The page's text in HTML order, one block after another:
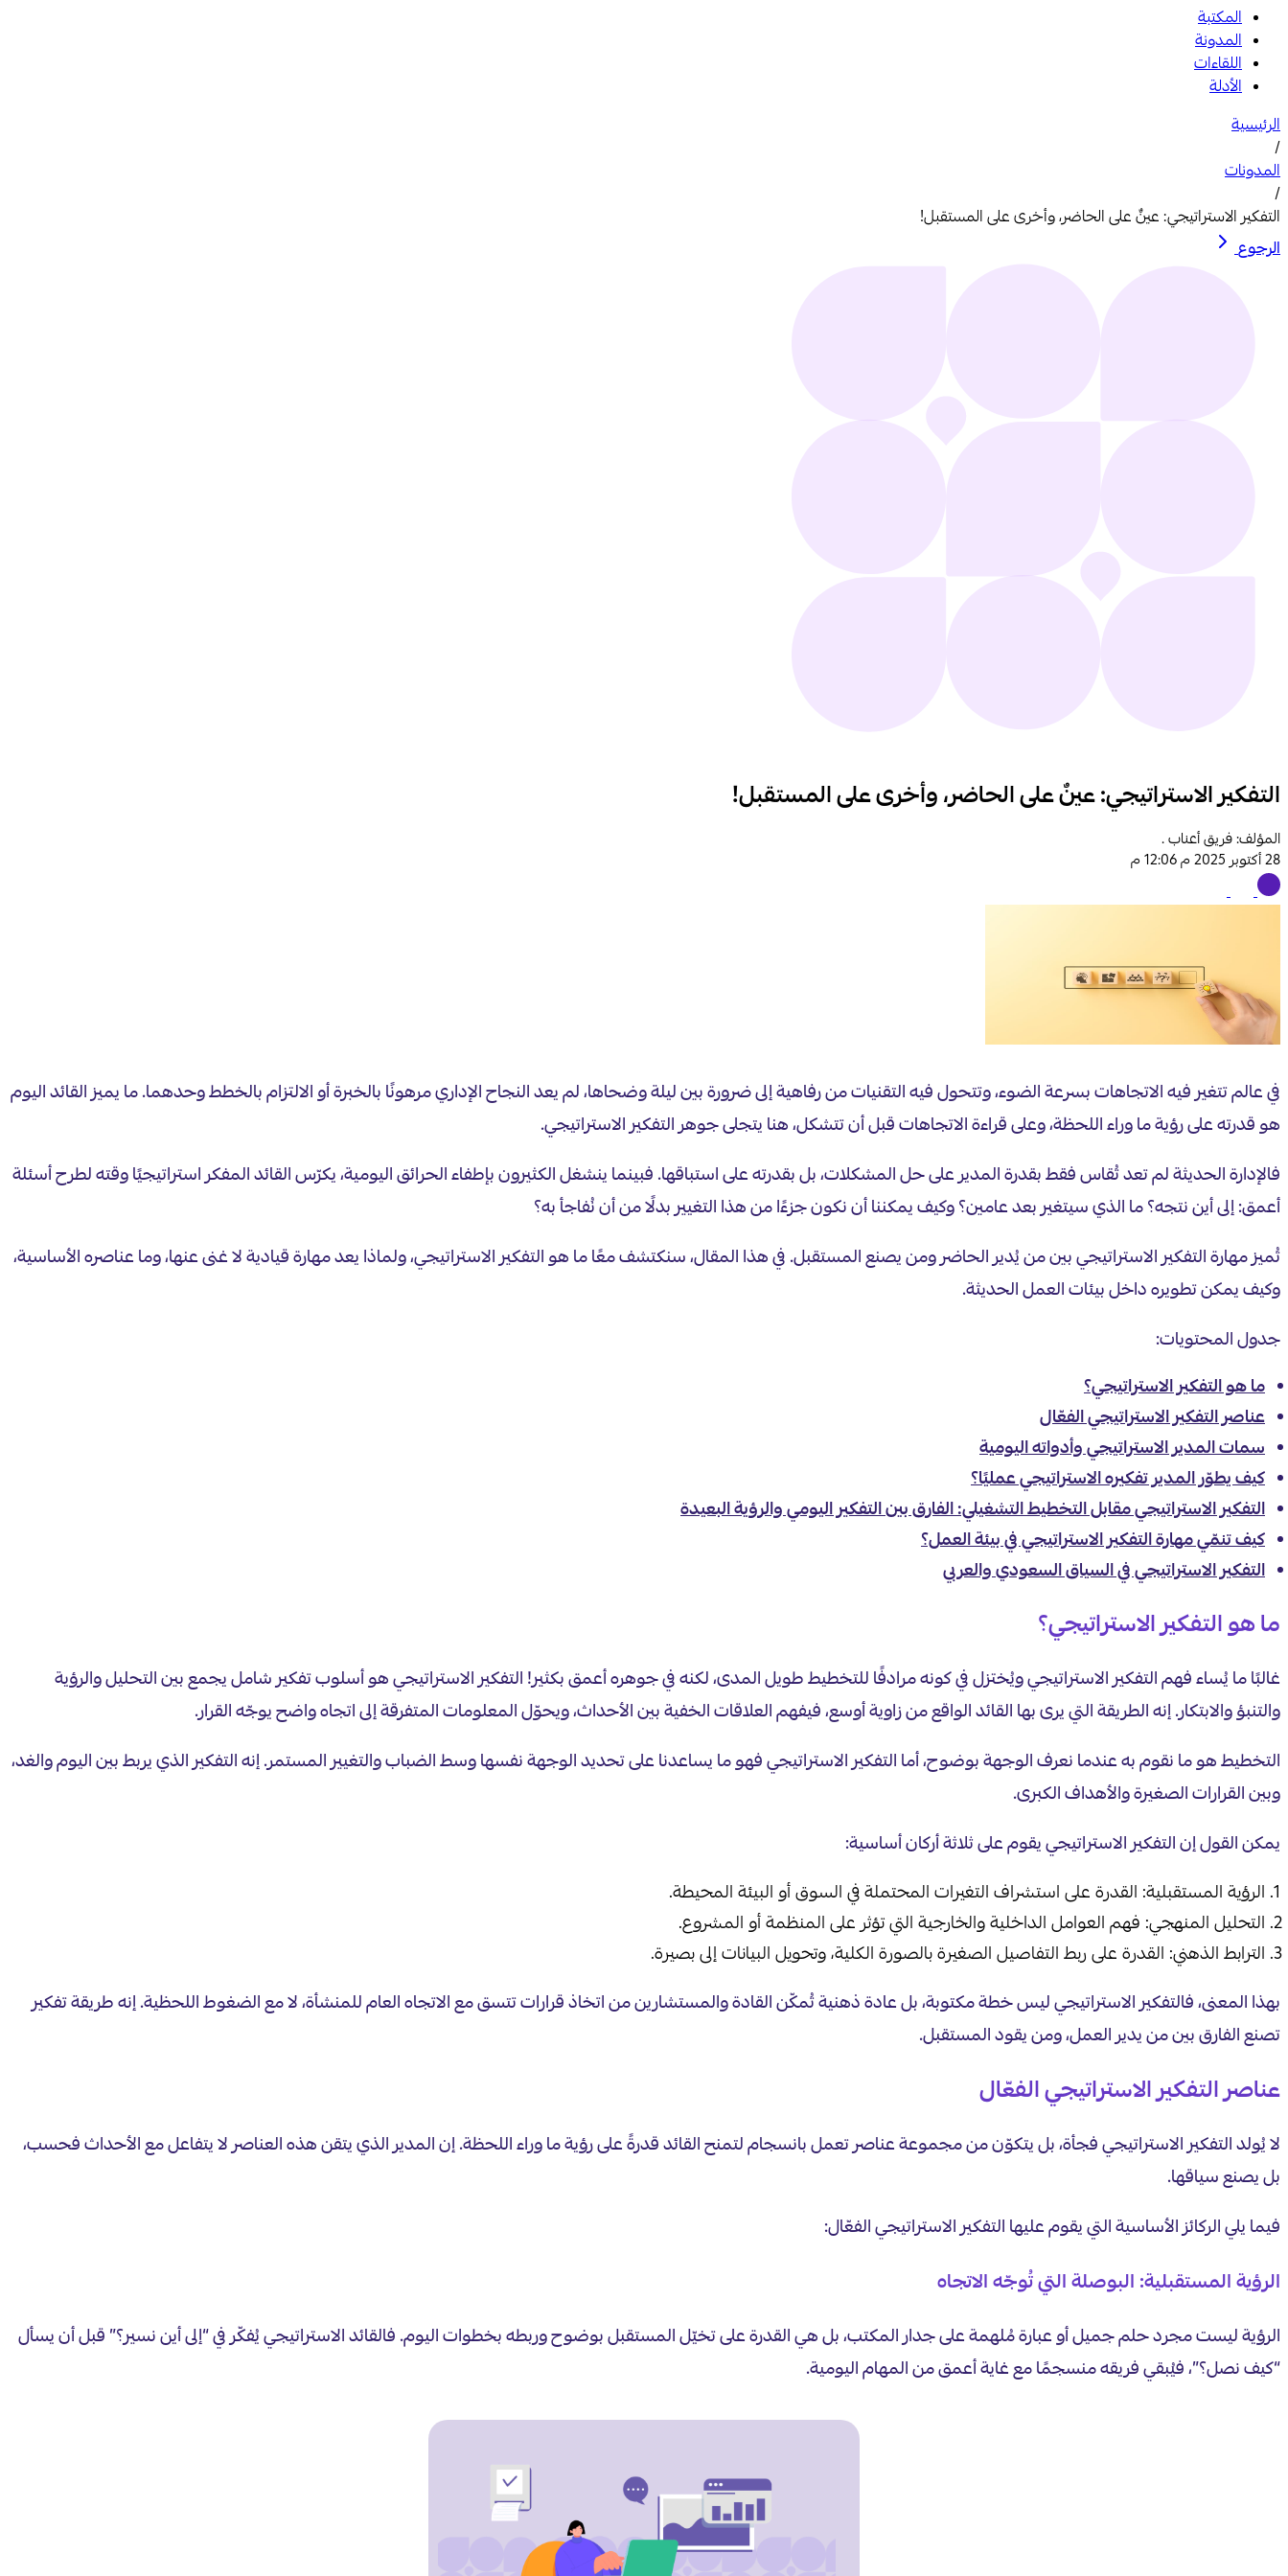
المكتبة
المدونة
اللقاءات
الأدلة
الرئيسية
/
المدونات
/
التفكير الاستراتيجي: عينٌ على الحاضر، وأخرى على المستقبل!
الرجوع
التفكير الاستراتيجي: عينٌ على الحاضر، وأخرى على المستقبل!
المؤلف: فريق أعناب .
28 أكتوبر 2025 م 12:06 م
في عالم تتغير فيه الاتجاهات بسرعة الضوء، وتتحول فيه التقنيات من رفاهية إلى ضرورة بين ليلة وضحاها، لم يعد النجاح الإداري مرهونًا بالخبرة أو الالتزام بالخطط وحدهما. ما يميز القائد اليوم
هو قدرته على رؤية ما وراء اللحظة، وعلى قراءة الاتجاهات قبل أن تتشكل، هنا يتجلى جوهر التفكير الاستراتيجي.
فالإدارة الحديثة لم تعد تُقاس فقط بقدرة المدير على حل المشكلات، بل بقدرته على استباقها. فبينما ينشغل الكثيرون بإطفاء الحرائق اليومية، يكرّس القائد المفكر استراتيجيًا وقته لطرح أسئلة
أعمق: إلى أين نتجه؟ ما الذي سيتغير بعد عامين؟ وكيف يمكننا أن نكون جزءًا من هذا التغيير بدلًا من أن نُفاجأ به؟
تُميز مهارة التفكير الاستراتيجي بين من يُدير الحاضر ومن يصنع المستقبل. في هذا المقال، سنكتشف معًا ما هو التفكير الاستراتيجي، ولماذا يعد مهارة قيادية لا غنى عنها، وما عناصره الأساسية،
وكيف يمكن تطويره داخل بيئات العمل الحديثة.
جدول المحتويات:
ما هو التفكير الاستراتيجي؟
عناصر التفكير الاستراتيجي الفعّال
سمات المدير الاستراتيجي وأدواته اليومية
كيف يطوّر المدير تفكيره الاستراتيجي عمليًا؟
التفكير الاستراتيجي مقابل التخطيط التشغيلي: الفارق بين التفكير اليومي والرؤية البعيدة
كيف تنمّي مهارة التفكير الاستراتيجي في بيئة العمل؟
التفكير الاستراتيجي في السياق السعودي والعربي
ما هو التفكير الاستراتيجي؟
غالبًا ما يُساء فهم التفكير الاستراتيجي ويُختزل في كونه مرادفًا للتخطيط طويل المدى، لكنه في جوهره أعمق بكثير! التفكير الاستراتيجي هو أسلوب تفكير شامل يجمع بين التحليل والرؤية
والتنبؤ والابتكار. إنه الطريقة التي يرى بها القائد الواقع من زاوية أوسع، فيفهم العلاقات الخفية بين الأحداث، ويحوّل المعلومات المتفرقة إلى اتجاه واضح يوجّه القرار.
التخطيط هو ما نقوم به عندما نعرف الوجهة بوضوح، أما التفكير الاستراتيجي فهو ما يساعدنا على تحديد الوجهة نفسها وسط الضباب والتغيير المستمر. إنه التفكير الذي يربط بين اليوم والغد،
وبين القرارات الصغيرة والأهداف الكبرى.
يمكن القول إن التفكير الاستراتيجي يقوم على ثلاثة أركان أساسية:
الرؤية المستقبلية: القدرة على استشراف التغيرات المحتملة في السوق أو البيئة المحيطة.
التحليل المنهجي: فهم العوامل الداخلية والخارجية التي تؤثر على المنظمة أو المشروع.
الترابط الذهني: القدرة على ربط التفاصيل الصغيرة بالصورة الكلية، وتحويل البيانات إلى بصيرة.
بهذا المعنى، فالتفكير الاستراتيجي ليس خطة مكتوبة، بل عادة ذهنية تُمكّن القادة والمستشارين من اتخاذ قرارات تتسق مع الاتجاه العام للمنشأة، لا مع الضغوط اللحظية. إنه طريقة تفكير
تصنع الفارق بين من يدير العمل، ومن يقود المستقبل.
عناصر التفكير الاستراتيجي الفعّال
لا يُولد التفكير الاستراتيجي فجأة، بل يتكوّن من مجموعة عناصر تعمل بانسجام لتمنح القائد قدرةً على رؤية ما وراء اللحظة. إن المدير الذي يتقن هذه العناصر لا يتفاعل مع الأحداث فحسب،
بل يصنع سياقها.
فيما يلي الركائز الأساسية التي يقوم عليها التفكير الاستراتيجي الفعّال:
الرؤية المستقبلية: البوصلة التي تُوجّه الاتجاه
الرؤية ليست مجرد حلم جميل أو عبارة مُلهمة على جدار المكتب، بل هي القدرة على تخيّل المستقبل بوضوح وربطه بخطوات اليوم. فالقائد الاستراتيجي يُفكّر في “إلى أين نسير؟” قبل أن يسأل
“كيف نصل؟”، فيُبقي فريقه منسجمًا مع غاية أعمق من المهام اليومية.